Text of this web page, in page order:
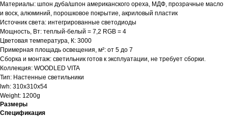
Материалы: шпон дуба/шпон американского ореха, МДФ, прозрачные масло
и воск, алюминий, порошковое покрытие, акриловый пластик
Источник света: интегрированные светодиоды
Мощность, Вт: теплый-белый = 7,2 RGB = 4
Цветовая температура, К: 3000
Примерная площадь освещения, м²: от 5 до 7
Сборка и монтаж: светильник готов к эксплуатации, не требует сборки.
Коллекция: WOODLED VITA
Тип: Настенные светильники
lwh: 310x310x54
Weight: 1200g
Размеры
Спецификация